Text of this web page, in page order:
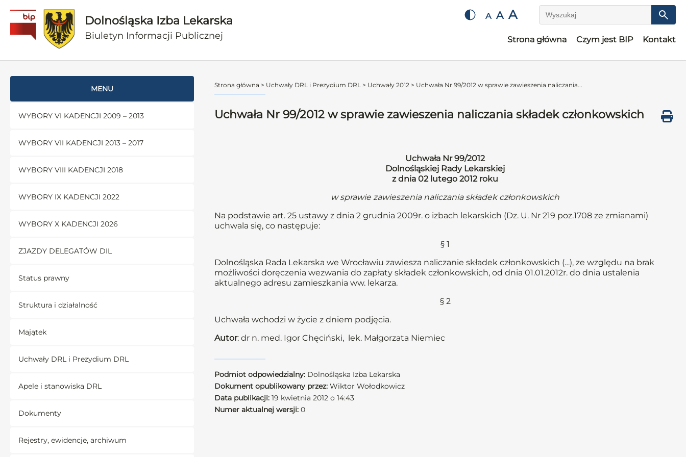
Dolnośląska Izba Lekarska
Biuletyn Informacji Publicznej
A A A Wyszukaj
Strona główna Czym jest BIP Kontakt
MENU
WYBORY VI KADENCJI 2009 – 2013
WYBORY VII KADENCJI 2013 – 2017
WYBORY VIII KADENCJI 2018
WYBORY IX KADENCJI 2022
WYBORY X KADENCJI 2026
ZJAZDY DELEGATÓW DIL
Status prawny
Struktura i działalność
Majątek
Uchwały DRL i Prezydium DRL
Apele i stanowiska DRL
Dokumenty
Rejestry, ewidencje, archiwum
Strona główna > Uchwały DRL i Prezydium DRL > Uchwały 2012 > Uchwała Nr 99/2012 w sprawie zawieszenia naliczania...
Uchwała Nr 99/2012 w sprawie zawieszenia naliczania składek członkowskich
Uchwała Nr 99/2012
Dolnośląskiej Rady Lekarskiej
z dnia 02 lutego 2012 roku
w sprawie zawieszenia naliczania składek członkowskich
Na podstawie art. 25 ustawy z dnia 2 grudnia 2009r. o izbach lekarskich (Dz. U. Nr 219 poz.1708 ze zmianami)
uchwala się, co następuje:
§ 1
Dolnośląska Rada Lekarska we Wrocławiu zawiesza naliczanie składek członkowskich (…), ze względu na brak
możliwości doręczenia wezwania do zapłaty składek członkowskich, od dnia 01.01.2012r. do dnia ustalenia
aktualnego adresu zamieszkania ww. lekarza.
§ 2
Uchwała wchodzi w życie z dniem podjęcia.
Autor: dr n. med. Igor Chęciński, lek. Małgorzata Niemiec
Podmiot odpowiedzialny: Dolnośląska Izba Lekarska
Dokument opublikowany przez: Wiktor Wołodkowicz
Data publikacji: 19 kwietnia 2012 o 14:43
Numer aktualnej wersji: 0